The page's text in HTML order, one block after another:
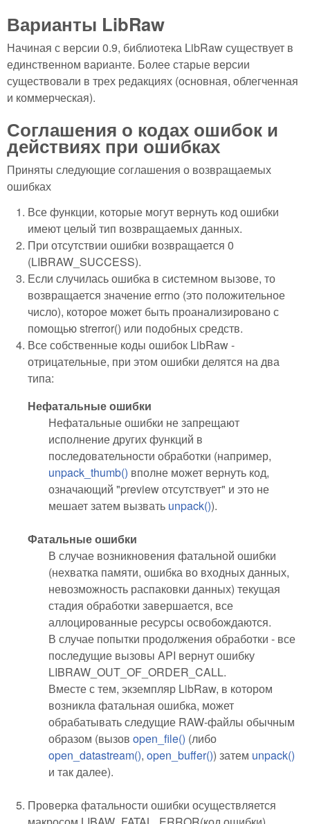
Варианты LibRaw
Начиная с версии 0.9, библиотека LibRaw существует в
единственном варианте. Более старые версии
существовали в трех редакциях (основная, облегченная
и коммерческая).
Соглашения о кодах ошибок и
действиях при ошибках
Приняты следующие соглашения о возвращаемых
ошибках
Все функции, которые могут вернуть код ошибки
имеют целый тип возвращаемых данных.
При отсутствии ошибки возвращается 0
(LIBRAW_SUCCESS).
Если случилась ошибка в системном вызове, то
возвращается значение errno (это положительное
число), которое может быть проанализировано с
помощью strerror() или подобных средств.
Все собственные коды ошибок LibRaw -
отрицательные, при этом ошибки делятся на два
типа:
Нефатальные ошибки
Нефатальные ошибки не запрещают
исполнение других функций в
последовательности обработки (например,
unpack_thumb() вполне может вернуть код,
означающий "preview отсутствует" и это не
мешает затем вызвать unpack()).
Фатальные ошибки
В случае возникновения фатальной ошибки
(нехватка памяти, ошибка во входных данных,
невозможность распаковки данных) текущая
стадия обработки завершается, все
аллоцированные ресурсы освобождаются.
В случае попытки продолжения обработки - все
последущие вызовы API вернут ошибку
LIBRAW_OUT_OF_ORDER_CALL.
Вместе с тем, экземпляр LibRaw, в котором
возникла фатальная ошибка, может
обрабатывать следущие RAW-файлы обычным
образом (вызов open_file() (либо
open_datastream(), open_buffer()) затем unpack()
и так далее).
Проверка фатальности ошибки осуществляется